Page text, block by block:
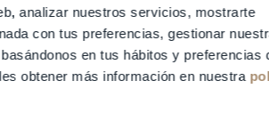
analizar nuestros servicios, mostrarte
con tus preferencias, gestionar
en tus hábitos y preferencias
obtener más información en nuestra